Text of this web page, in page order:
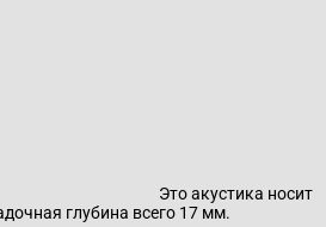
Это акустика носит
глубина всего 17 мм.